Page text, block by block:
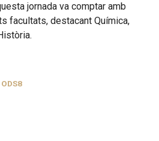
jornada va comptar amb
facultats, destacant Química,
ODS8